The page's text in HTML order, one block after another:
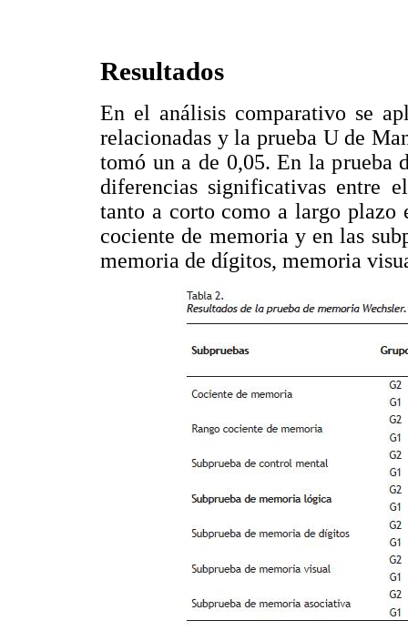
Resultados
En el análisis comparativo se
relacionadas y la prueba U de
tomó un a de 0,05. En la prueba
diferencias significativas entre
tanto a corto como a largo plazo
cociente de memoria y en las
memoria de dígitos, memoria